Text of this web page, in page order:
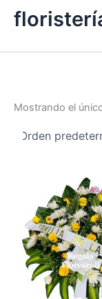
Mostrando el